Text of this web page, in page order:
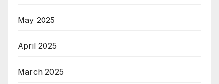
May 2025
April 2025
March 2025